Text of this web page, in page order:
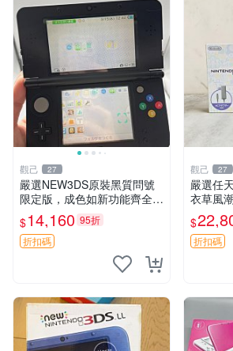
觀己 27
嚴選NEW3DS原裝黑質問號
限定版，成色如新功能齊全無
損 NEW3DS 黑質 問號限定
版 功能完
$14,160 95折
折扣碼
觀己 27
嚴選任
衣草風
3DS手
掌機 日
$
折扣碼